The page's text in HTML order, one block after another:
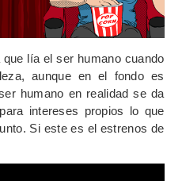
lía el ser humano cuando
aunque en el fondo es
humano en realidad se da
intereses propios lo que
Si este es el estrenos de